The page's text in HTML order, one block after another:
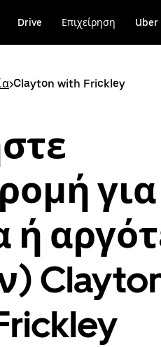
Drive Επιχείρηση Uber
>Clayton with Frickley
για
ή